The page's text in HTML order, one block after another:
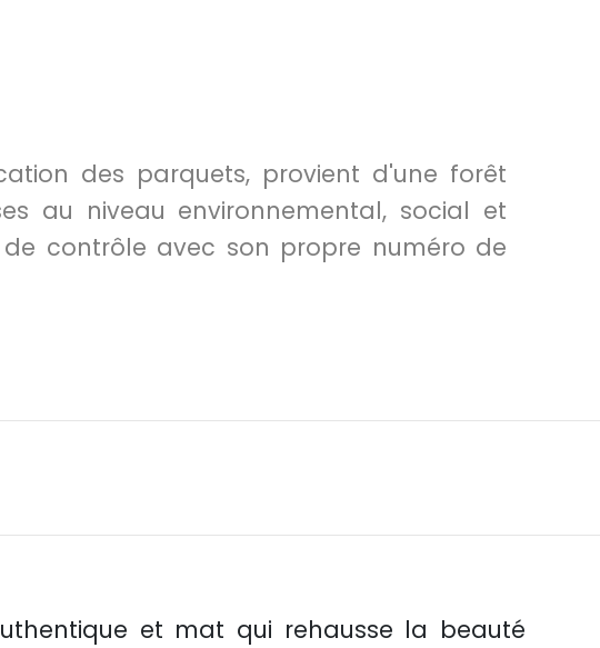
des parquets, provient d'une forêt
au niveau environnemental, social et
contrôle avec son propre numéro de
et mat qui rehausse la beauté